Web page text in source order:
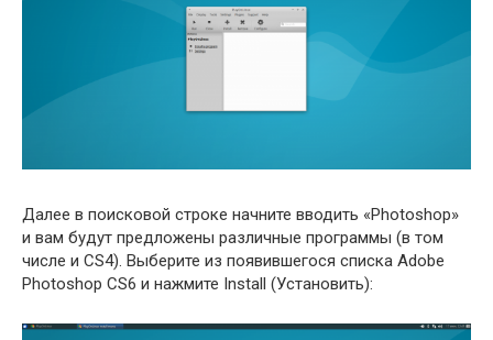
Далее в поисковой строке начните вводить «Photoshop»
и вам будут предложены различные программы (в том
числе и CS4). Выберите из появившегося списка Adobe
Photoshop CS6 и нажмите Install (Установить):